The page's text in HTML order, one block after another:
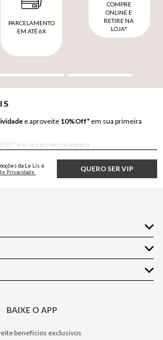
PARCELAMENTO
EM ATÉ 6X
COMPRE
ONLINE E
RETIRE NA
LOJA*
e aproveite 10%Off* em sua primeira
QUERO SER VIP
da Le Lis e
Privacidade.
BAIXE O APP
benefícios exclusivos